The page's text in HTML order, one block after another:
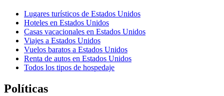
Lugares turísticos de Estados Unidos
Hoteles en Estados Unidos
Casas vacacionales en Estados Unidos
Viajes a Estados Unidos
Vuelos baratos a Estados Unidos
Renta de autos en Estados Unidos
Todos los tipos de hospedaje
Políticas